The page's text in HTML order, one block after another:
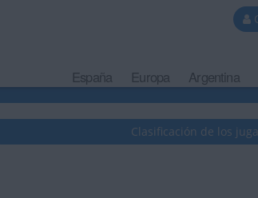
España Europa Argentina
Clasificación de los